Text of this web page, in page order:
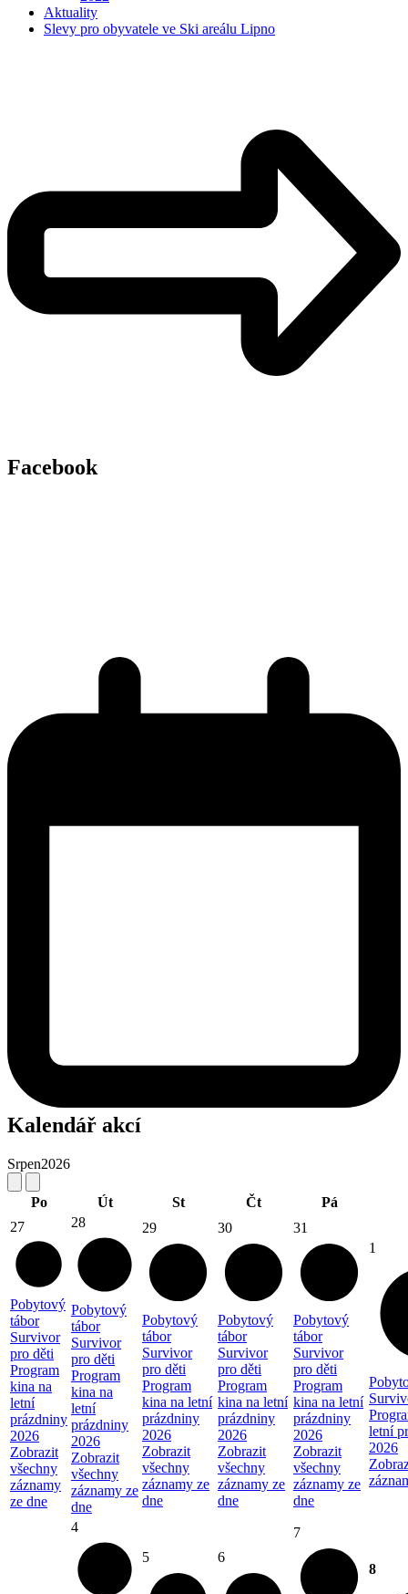
Aktuality
Slevy pro obyvatele ve Ski areálu Lipno
Facebook
Kalendář akcí
Srpen2026
Po Út St Čt
Pá
27
Pobytový
tábor
Survivor
pro děti
Program
kina na
letní
prázdniny
2026
Zobrazit
všechny
záznamy
ze dne
28
Pobytový
tábor
Survivor
pro děti
Program
kina na
letní
prázdniny
2026
Zobrazit
všechny
záznamy ze
dne
29
Pobytový
tábor
Survivor
pro děti
Program
kina na letní
prázdniny
2026
Zobrazit
všechny
záznamy ze
dne
30
Pobytový
tábor
Survivor
pro děti
Program
kina na letní
prázdniny
2026
Zobrazit
všechny
záznamy ze
dne
31
Pobytový
tábor
Survivor
pro děti
Program
kina na letní
prázdniny
2026
Zobrazit
všechny
záznamy ze
dne
1
letní
2026
4
5 6
7
8